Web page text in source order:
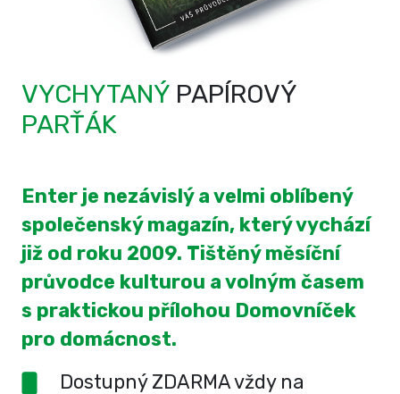
VYCHYTANÝ PAPÍROVÝ
PARŤÁK
Enter je nezávislý a velmi oblíbený
společenský magazín, který vychází
již od roku 2009. Tištěný měsíční
průvodce kulturou a volným časem
s praktickou přílohou Domovníček
pro domácnost.
Dostupný ZDARMA vždy na